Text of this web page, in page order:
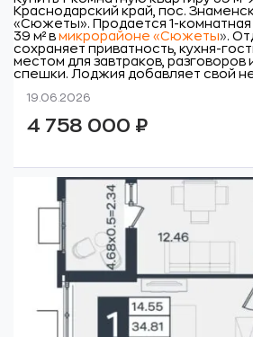
Краснодарский край, пос.
«Сюжеты». Продается 1-
39 м² в микрорайоне «Сюжеты».
сохраняет приватность, кухня-
местом для завтраков, разговоров
спешки. Лоджия добавляет свой
19.06.2026
4 758 000 ₽